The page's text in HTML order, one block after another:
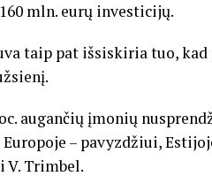
mln. eurų investicijų.
taip pat išsiskiria tuo,
augančių įmonių
– pavyzdžiui,
V. Trimbel.